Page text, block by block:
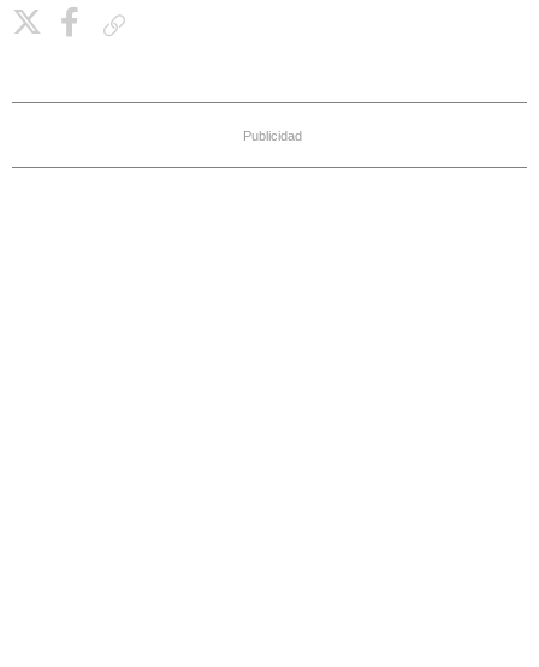
Publicidad